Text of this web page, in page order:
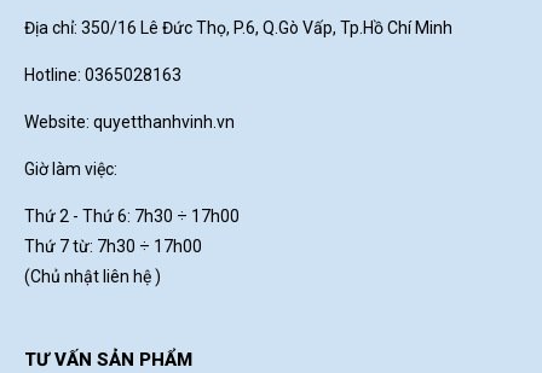
Địa chỉ: 350/16 Lê Đức Thọ, P.6, Q.Gò Vấp, Tp.Hồ Chí Minh
Hotline: 0365028163
Website: quyetthanhvinh.vn
Giờ làm việc:
Thứ 2 - Thứ 6: 7h30 ÷ 17h00
Thứ 7 từ: 7h30 ÷ 17h00
(Chủ nhật liên hệ )
TƯ VẤN SẢN PHẨM